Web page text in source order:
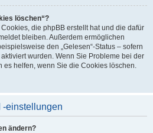
löschen“?
die phpBB erstellt hat und die dafür
bleiben. Außerdem ermöglichen
den „Gelesen“-Status – sofern
wurden. Wenn Sie Probleme bei der
es helfen, wenn Sie die Cookies löschen.
-einstellungen
ändern?